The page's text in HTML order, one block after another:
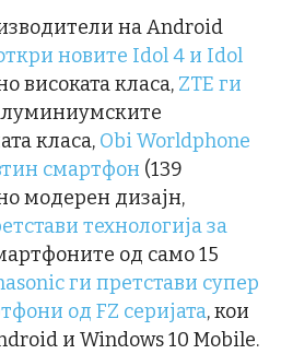
на Android
новите Idol 4 и Idol
високата класа, ZTE ги
класа, Obi Worldphone
смартфон (139
модерен дизајн,
технологија за
од само 15
ги претстави супер
од FZ серијата, кои
и Windows 10 Mobile.